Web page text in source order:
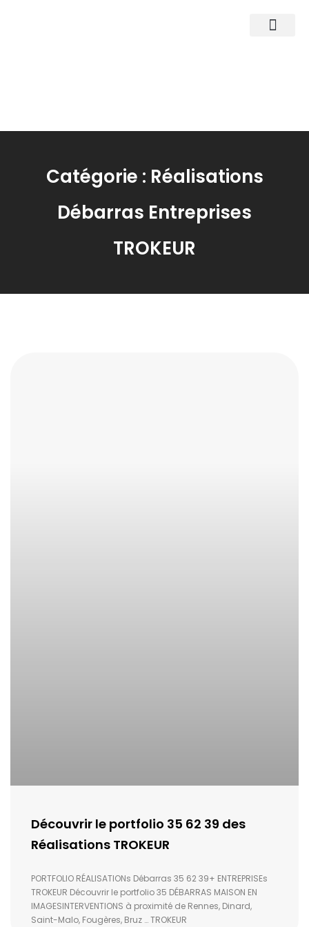
Catégorie : Réalisations
Débarras Entreprises
TROKEUR
Découvrir le portfolio 35 62 39 des
Réalisations TROKEUR
PORTFOLIO RÉALISATIONs Débarras 35 62 39+ ENTREPRISEs
TROKEUR Découvrir le portfolio 35 DÉBARRAS MAISON EN
IMAGESINTERVENTIONS à proximité de Rennes, Dinard,
Saint-Malo, Fougères, Bruz … TROKEUR